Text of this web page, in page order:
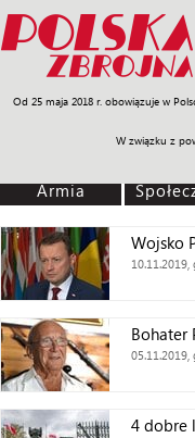
Od 25 maja 2018 r. obowiązuje w
W związku z
Armia Poligon Sprzęt
Armia
Wojsko
10.11.2019,
Bohater
05.11.2019,
4 dobre